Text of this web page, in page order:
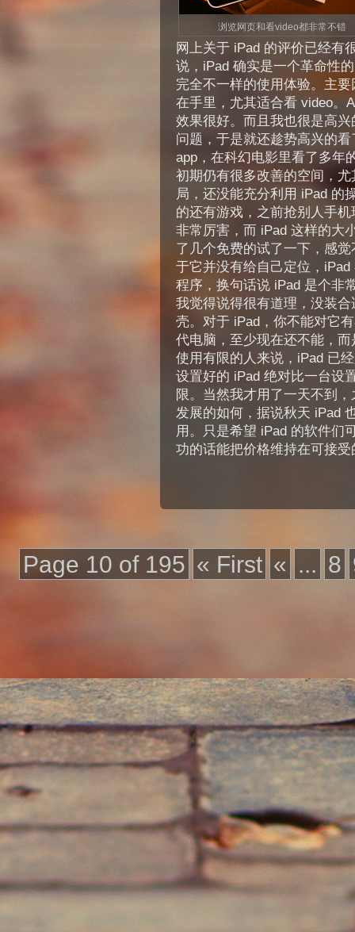
浏览网页和看video都非常不错
网上关于 iPad 的评价已经有
说，iPad 确实是一个革命性
完全不一样的使用体验。主
在手里，尤其适合看 video。
效果很好。而且我也很是高
问题，于是就还趁势高兴的
app，在科幻电影里看了多年
初期仍有很多改善的空间，
局，还没能充分利用 iPad 的
的还有游戏，之前抢别人手
非常厉害，而 iPad 这样的大
了几个免费的试了一下，感
于它并没有给自己定位，
程序，换句话说 iPad 是个非
我觉得说得很有道理，没装
壳。对于 iPad，你不能对它
代电脑，至少现在还不能，
使用有限的人来说，iPad 已
设置好的 iPad 绝对比一台设
限。当然我才用了一天不到
发展的如何，据说秋天 iPad
用。只是希望 iPad 的软件们
功的话能把价格维持在可接受
Page 10 of 195 « First « ... 8